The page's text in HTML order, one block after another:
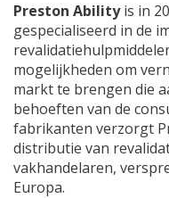
Preston Abilityis in
gespecialiseerd in de
mogelijkheden om
markt te brengen die
behoeften van de
fabrikanten verzorgt
distributie van
vakhandelaren,
Europa.